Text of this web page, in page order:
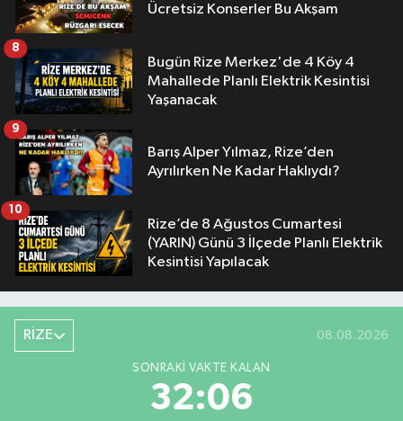
Ücretsiz Konserler Bu Akşam
Bugün Rize Merkez'de 4 Köy 4
Mahallede Planlı Elektrik Kesintisi
Yaşanacak
8
Barış Alper Yılmaz, Rize’den
Ayrılırken Ne Kadar Haklıydı?
9
Rize’de 8 Ağustos Cumartesi
(YARIN) Günü 3 İlçede Planlı Elektrik
Kesintisi Yapılacak
10
RİZE 08.08.2026
SONRAKI VAKTE KALAN
32:05